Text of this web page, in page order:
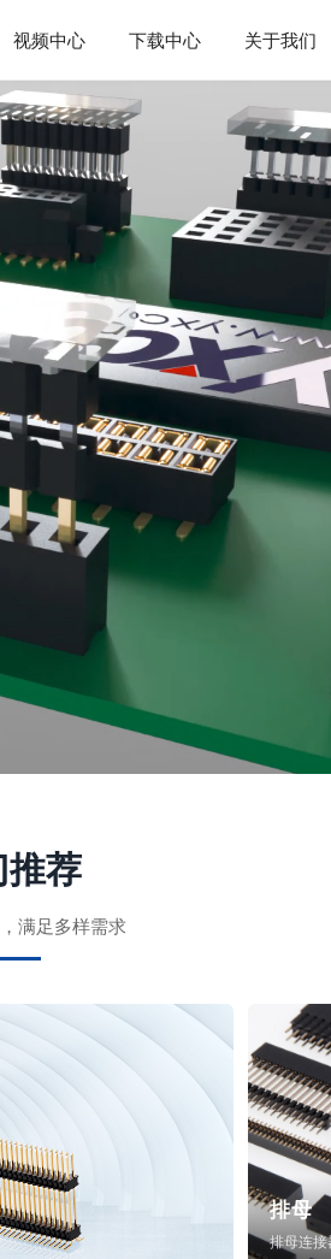
视频中心 下载中心 关于我们
推荐
满足多样需求
排母